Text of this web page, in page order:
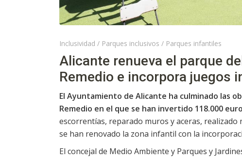
Inclusividad / Parques inclusivos / Parques infantiles
Alicante renueva el parque
Remedio e incorpora juegos
El Ayuntamiento de Alicante ha culminado las
Remedio en el que se han invertido 118.000
escorrentías, reparado muros y aceras,
se han renovado la zona infantil con la
El concejal de Medio Ambiente y Parques y